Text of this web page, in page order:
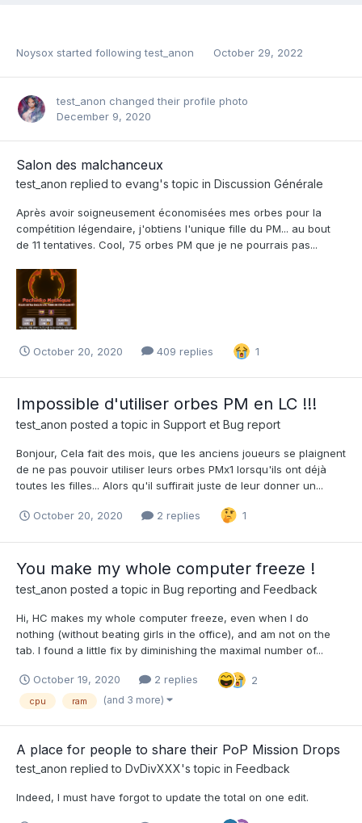
Noysox started followingtest_anon October 29, 2022
test_anon changed their profile photo
December 9, 2020
Salon des malchanceux
test_anon replied to evang's topic in Discussion Générale
Après avoir soigneusement économisées mes orbes pour la
compétition légendaire, j'obtiens l'unique fille du PM... au bout
de 11 tentatives. Cool, 75 orbes PM que je ne pourrais pas...
October 20, 2020 409 replies 1
Impossible d'utiliser orbes PM en LC !!!
test_anon posted a topic in Support et Bug report
Bonjour, Cela fait des mois, que les anciens joueurs se plaignent
de ne pas pouvoir utiliser leurs orbes PMx1 lorsqu'ils ont déjà
toutes les filles... Alors qu'il suffirait juste de leur donner un...
October 20, 2020 2 replies 1
You make my whole computer freeze !
test_anon posted a topic in Bug reporting and Feedback
Hi, HC makes my whole computer freeze, even when I do
nothing (without beating girls in the office), and am not on the
tab. I found a little fix by diminishing the maximal number of...
October 19, 2020 2 replies 2
cpu ram (and 3 more)
A place for people to share their PoP Mission Drops
test_anon replied to DvDivXXX's topic in Feedback
Indeed, I must have forgot to update the total on one edit.